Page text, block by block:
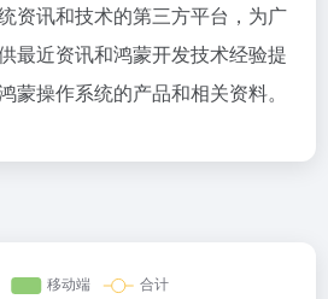
资讯和技术的第三方平台，为广
最近资讯和鸿蒙开发技术经验提
蒙操作系统的产品和相关资料。